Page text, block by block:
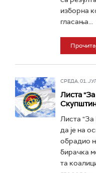
изборна
гласања...
СРЕДА, 01.
Листа
Листа "За
да је на
обрадио
бирачка
та